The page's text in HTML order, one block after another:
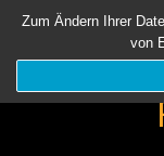
Startseite Aktuell
Zum Ändern Ihrer
von